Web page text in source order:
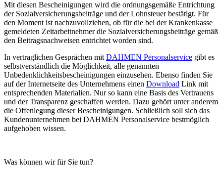
Mit diesen Bescheinigungen wird die ordnungsgemäße Entrichtung
der Sozialversicherungsbeiträge und der Lohnsteuer bestätigt. Für
den Moment ist nachzuvollziehen, ob für die bei der Krankenkasse
gemeldeten Zeitarbeitnehmer die Sozialversicherungsbeiträge gemäß
den Beitragsnachweisen entrichtet worden sind.
In vertraglichen Gesprächen mit DAHMEN Personalservice gibt es
selbstverständlich die Möglichkeit, alle genannten
Unbedenklichkeitsbescheinigungen einzusehen. Ebenso finden Sie
auf der Internetseite des Unternehmens einen Download Link mit
entsprechenden Materialien. Nur so kann eine Basis des Vertrauens
und der Transparenz geschaffen werden. Dazu gehört unter anderem
die Offenlegung dieser Bescheinigungen. Schließlich soll sich das
Kundenunternehmen bei DAHMEN Personalservice bestmöglich
aufgehoben wissen.
Was können wir für Sie tun?